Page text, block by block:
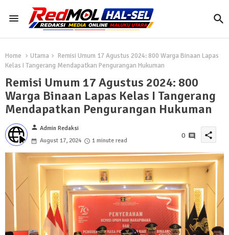
Home Utama
Remisi Umum 17 Agustus 2024: 800 Warga Binaan Lapas
Kelas I Tangerang Mendapatkan Pengurangan Hukuman
Remisi Umum 17 Agustus 2024: 800
Warga Binaan Lapas Kelas I Tangerang
Mendapatkan Pengurangan Hukuman
person Admin Redaksi
August 17, 2024
1 minute read
0 share